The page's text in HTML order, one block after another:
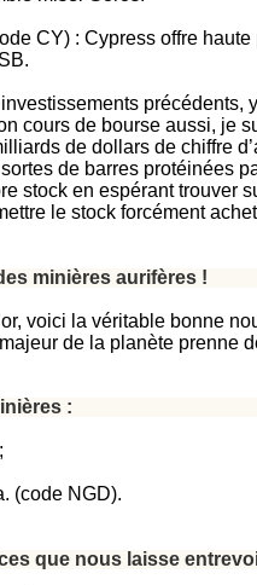
CY) : Cypress offre
précédents,
cours de bourse aussi, je
de dollars de chiffre
de barres protéinées
stock en espérant trouver
le stock forcément
minières aurifères !
voici la véritable bonne
de la planète prenne
:
(code NGD).
que nous laisse